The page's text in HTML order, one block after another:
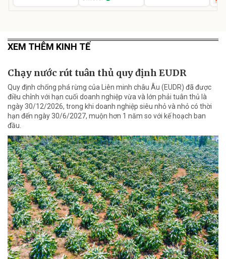
XEM THÊM KINH TẾ
Chạy nước rút tuân thủ quy định EUDR
Quy định chống phá rừng của Liên minh châu Âu (EUDR) đã được
điều chỉnh với hạn cuối doanh nghiệp vừa và lớn phải tuân thủ là
ngày 30/12/2026, trong khi doanh nghiệp siêu nhỏ và nhỏ có thời
hạn đến ngày 30/6/2027, muộn hơn 1 năm so với kế hoạch ban
đầu.